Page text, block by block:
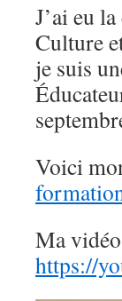
J’ai eu
Culture
je suis
Voici
Ma
https://